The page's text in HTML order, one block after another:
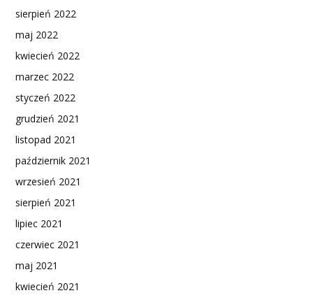
sierpień 2022
maj 2022
kwiecień 2022
marzec 2022
styczeń 2022
grudzień 2021
listopad 2021
październik 2021
wrzesień 2021
sierpień 2021
lipiec 2021
czerwiec 2021
maj 2021
kwiecień 2021